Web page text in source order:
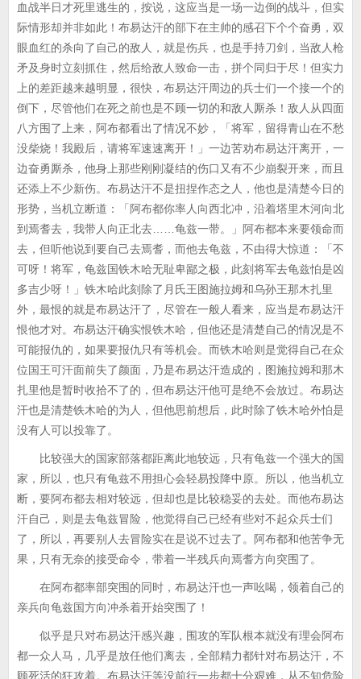
血战半日才死里逃生的，按说，这应当是一场一边倒的战斗，但实
际情形却并非如此！布易达汗的部下在主帅的感召下个个奋勇，双
眼血红的杀向了自己的敌人，就是伤兵，也是手持刀剑，当敌人枪
矛及身时立刻抓住，然后给敌人致命一击，拼个同归于尽！但实力
上的差距越来越明显，很快，布易达汗周边的兵士们一个接一个的
倒下，尽管他们在死之前也是不顾一切的和敌人厮杀！敌人从四面
八方围了上来，阿布都看出了情况不妙，「将军，留得青山在不愁
没柴烧！我殿后，请将军速速离开！」一边苦劝布易达汗离开，一
边奋勇厮杀，他身上那些刚刚凝结的伤口又有不少崩裂开来，而且
还添上不少新伤。布易达汗不是扭捏作态之人，他也是清楚今日的
形势，当机立断道：「阿布都你率人向西北冲，沿着塔里木河向北
到焉耆去，我带人向正北去……龟兹一带。」阿布都本来要领命而
去，但听他说到要自己去焉耆，而他去龟兹，不由得大惊道：「不
可呀！将军，龟兹国铁木哈无耻卑鄙之极，此刻将军去龟兹怕是凶
多吉少呀！」铁木哈此刻除了月氏王图施拉姆和乌孙王那木扎里
外，最恨的就是布易达汗了，尽管在一般人看来，应当是布易达汗
恨他才对。布易达汗确实恨铁木哈，但他还是清楚自己的情况是不
可能报仇的，如果要报仇只有等机会。而铁木哈则是觉得自己在众
位国王可汗面前失了颜面，乃是布易达汗造成的，图施拉姆和那木
扎里他是暂时收拾不了的，但布易达汗他可是绝不会放过。布易达
汗也是清楚铁木哈的为人，但他思前想后，此时除了铁木哈外怕是
没有人可以投靠了。
比较强大的国家部落都距离此地较远，只有龟兹一个强大的国
家，所以，也只有龟兹不用担心会轻易投降中原。所以，他当机立
断，要阿布都去相对较远，但却也是比较稳妥的去处。而他布易达
汗自己，则是去龟兹冒险，他觉得自己已经有些对不起众兵士们
了，所以，再要别人去冒险实在是说不过去了。阿布都和他苦争无
果，只有无奈的接受命令，带着一半残兵向焉耆方向突围了。
在阿布都率部突围的同时，布易达汗也一声吆喝，领着自己的
亲兵向龟兹国方向冲杀着开始突围了！
似乎是只对布易达汗感兴趣，围攻的军队根本就没有理会阿布
都一众人马，几乎是放任他们离去，全部精力都针对布易达汗，不
顾死活的狂攻着。布易达汗等没前行一步都十分艰难，从不知危险